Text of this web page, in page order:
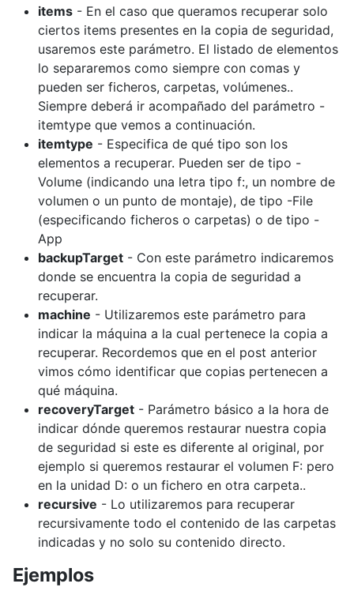
items - En el caso que queramos recuperar solo
ciertos items presentes en la copia de seguridad,
usaremos este parámetro. El listado de elementos
lo separaremos como siempre con comas y
pueden ser ficheros, carpetas, volúmenes..
Siempre deberá ir acompañado del parámetro -
itemtype que vemos a continuación.
itemtype - Especifica de qué tipo son los
elementos a recuperar. Pueden ser de tipo -
Volume (indicando una letra tipo f:, un nombre de
volumen o un punto de montaje), de tipo -File
(especificando ficheros o carpetas) o de tipo -
App
backupTarget - Con este parámetro indicaremos
donde se encuentra la copia de seguridad a
recuperar.
machine - Utilizaremos este parámetro para
indicar la máquina a la cual pertenece la copia a
recuperar. Recordemos que en el post anterior
vimos cómo identificar que copias pertenecen a
qué máquina.
recoveryTarget - Parámetro básico a la hora de
indicar dónde queremos restaurar nuestra copia
de seguridad si este es diferente al original, por
ejemplo si queremos restaurar el volumen F: pero
en la unidad D: o un fichero en otra carpeta..
recursive - Lo utilizaremos para recuperar
recursivamente todo el contenido de las carpetas
indicadas y no solo su contenido directo.
Ejemplos